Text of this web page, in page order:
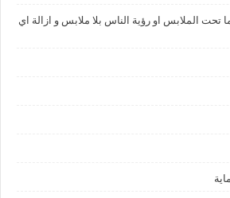
الملابس او رؤية الناس بلا ملابس و ازالة اي